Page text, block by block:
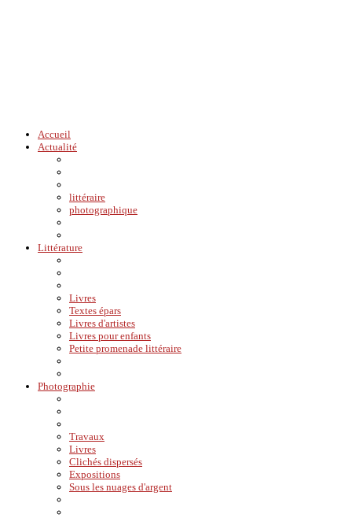
Accueil
Actualité
littéraire
photographique
Littérature
Livres
Textes épars
Livres d'artistes
Livres pour enfants
Petite promenade littéraire
Photographie
Travaux
Livres
Clichés dispersés
Expositions
Sous les nuages d'argent